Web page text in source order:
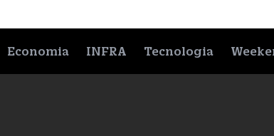
Economia INFRA Tecnologia